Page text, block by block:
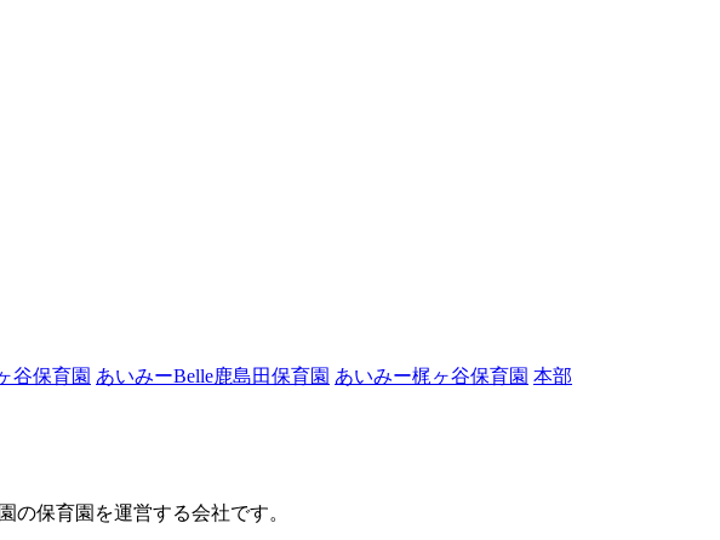
谷保育園 あいみーBelle鹿島田保育園 あいみー梶ヶ谷保育園 本部
保育園を運営する会社です。